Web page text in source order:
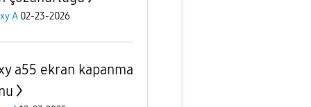
A 02-23-2026
a55 ekran kapanma